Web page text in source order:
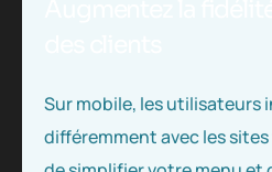
Sur mobile, les utilisateurs
différemment avec les